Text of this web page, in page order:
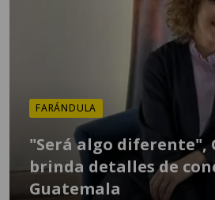
FARÁNDULA
"Será algo diferente",
brinda detalles de
Guatemala